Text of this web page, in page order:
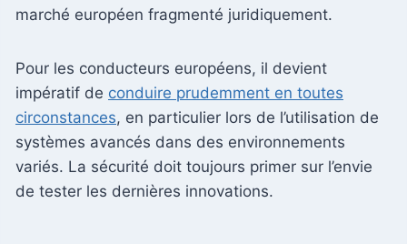
marché européen fragmenté juridiquement.
Pour les conducteurs européens, il devient
impératif de conduire prudemment en toutes
circonstances, en particulier lors de l’utilisation de
systèmes avancés dans des environnements
variés. La sécurité doit toujours primer sur l’envie
de tester les dernières innovations.